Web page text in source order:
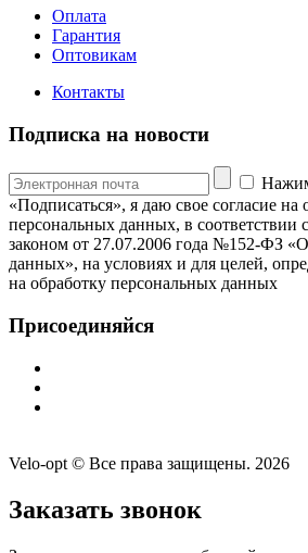
Оплата
Гарантия
Оптовикам
Контакты
Подписка на новости
«Подписаться», я даю свое согласие на
персональных данных, в соответствии
законом от 27.07.2006 года №152-ФЗ
данных», на условиях и для целей,
на обработку персональных данных
Присоединяйся
Velo-opt © Все права защищены. 2026
Заказать звонок